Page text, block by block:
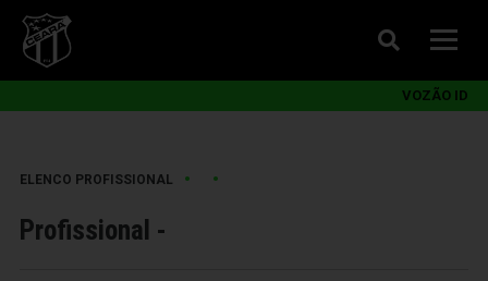
VOZÃO ID
ELENCO PROFISSIONAL • •
Profissional -